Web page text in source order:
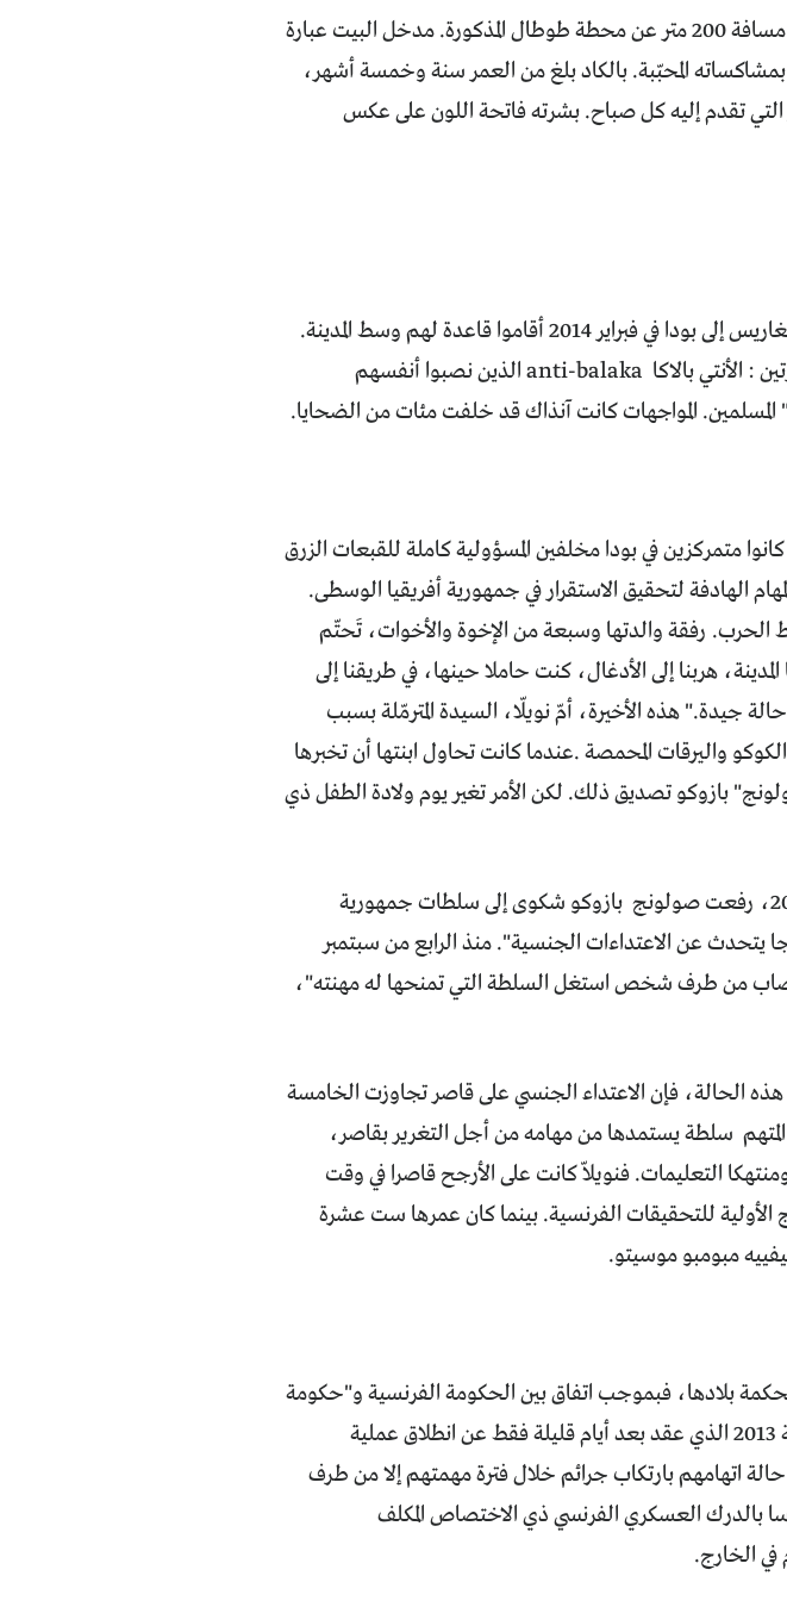
الأسرة "بازوكو" تعيش في منزل من الطوب، على مسافة 200 متر عن محطة طوطال المذكورة. مدخل البيت عبارة
المحبّبة. بالكاد بلغ من العمر سنة وخمسة أشهر،
تقدم إليه كل صباح. بشرته فاتحة اللون على عكس
أقاموا قاعدة لهم وسط المدينة
.
: الأنتي بالاكا anti-balaka الذين نصبوا أنفسهم
المواجهات كانت آنذاك قد خلفت مئات من الضحايا.
الذين كانوا متمركزين في بودا مخلفين المسؤولية كاملة للقبعات الزرق
الهادفة لتحقيق الاستقرار في جمهورية أفريقيا الوسطى.
رفقة والدتها وسبعة من الإخوة والأخوات، تَحتّم
هربنا إلى الأدغال، كنت حاملا حينها، في طريقنا إلى
جيدة." هذه الأخيرة، أمّ نويلّا، السيدة المترمّلة بسبب
واليرقات المحمصة .عندما كانت تحاول ابنتها أن تخبرها
بازوكو تصديق ذلك. لكن الأمر تغير يوم ولادة الطفل ذي
، رفعت صولونج بازوكو شكوى إلى سلطات جمهورية
يتحدث عن الاعتداءات الجنسية". منذ الرابع من سبتمبر
من طرف شخص استغل السلطة التي تمنحها له مهنته"،
هذه الحالة، فإن الاعتداء الجنسي على قاصر تجاوزت الخامسة
سلطة يستمدها من مهامه من أجل التغرير بقاصر،
القانون الجنائي" ومنتهكا التعليمات. فنويلاّ كانت على الأرجح قاصرا في وقت
للتحقيقات الفرنسية. بينما كان عمرها ست عشرة
مبومبو موسيتو.
بلادها، فبموجب اتفاق بين الحكومة الفرنسية و"حكومة
جمهورية أفريقيا الوسطى" في 18 ديسمبر من سنة 2013 الذي عقد بعد أيام قليلة فقط عن انطلاق عملية
اتهامهم بارتكاب جرائم خلال فترة مهمتهم إلا من طرف
بالدرك العسكري الفرنسي ذي الاختصاص المكلف
في الخارج.